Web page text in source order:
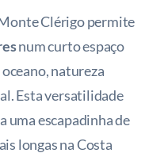
Clérigo permite
num curto espaço
natureza
Esta versatilidade
uma escapadinha de
longas na Costa